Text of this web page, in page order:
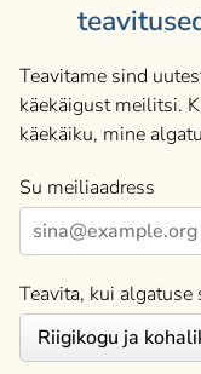
Teavitame sind
käekäigust meilitsi.
käekäiku, mine
Su meiliaadress
Teavita, kui algatuse